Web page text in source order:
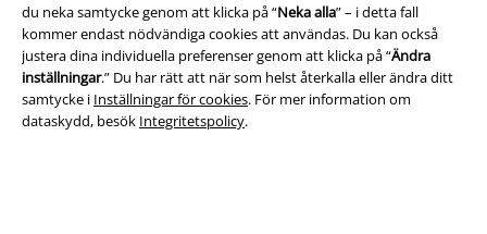
du neka samtycke genom att klicka på “Neka alla” – i detta fall
kommer endast nödvändiga cookies att användas. Du kan också
justera dina individuella preferenser genom att klicka på “Ändra
inställningar.” Du har rätt att när som helst återkalla eller ändra ditt
samtycke i Inställningar för cookies. För mer information om
dataskydd, besök Integritetspolicy.
Avfallshantering och miljöskydd
Försäkran om överensstämmelse